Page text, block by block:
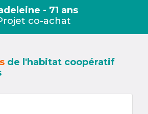
- 71 ans
co-achat
de l'habitat coopératif